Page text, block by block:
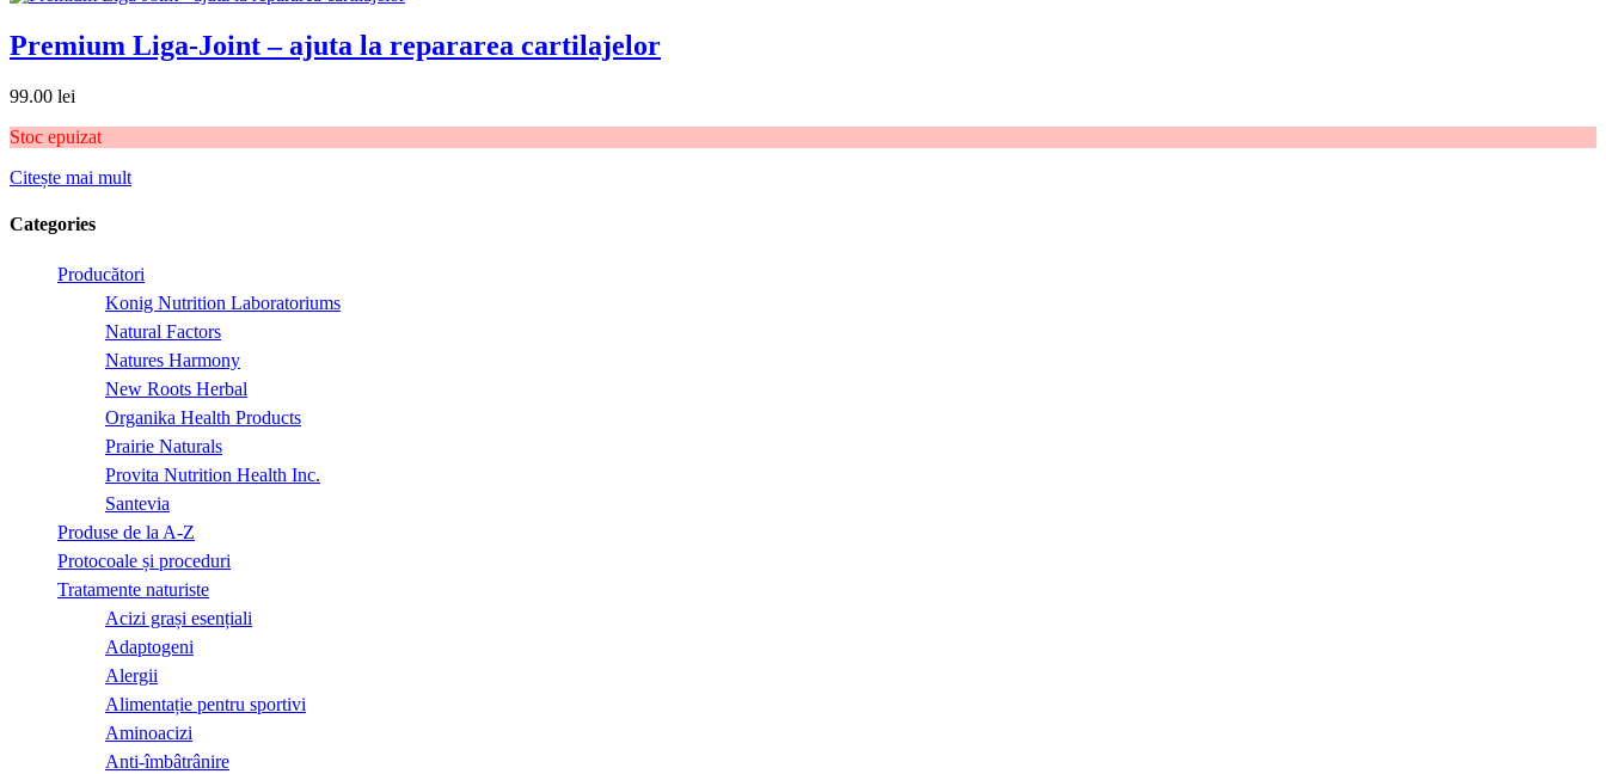
Premium Liga-Joint – ajuta la repararea cartilajelor
99.00 lei
Stoc epuizat
Citește mai mult
Categories
Producători
Konig Nutrition Laboratoriums
Natural Factors
Natures Harmony
New Roots Herbal
Organika Health Products
Prairie Naturals
Provita Nutrition Health Inc.
Santevia
Produse de la A-Z
Protocoale și proceduri
Tratamente naturiste
Acizi grași esențiali
Adaptogeni
Alergii
Alimentație pentru sportivi
Aminoacizi
Anti-îmbâtrânire